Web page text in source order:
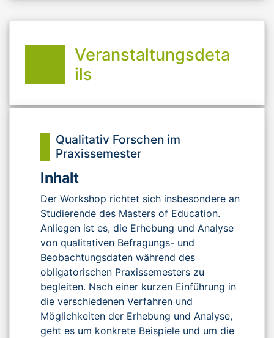
Veranstaltungsdeta
ils
Qualitativ Forschen im
Praxissemester
Inhalt
Der Workshop richtet sich insbesondere an
Studierende des Masters of Education.
Anliegen ist es, die Erhebung und Analyse
von qualitativen Befragungs- und
Beobachtungsdaten während des
obligatorischen Praxissemesters zu
begleiten. Nach einer kurzen Einführung in
die verschiedenen Verfahren und
Möglichkeiten der Erhebung und Analyse,
geht es um konkrete Beispiele und um die